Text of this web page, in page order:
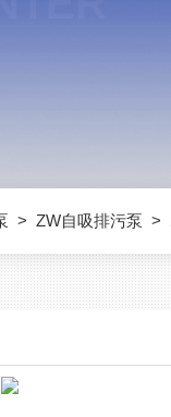
> ZW自吸排污泵 >